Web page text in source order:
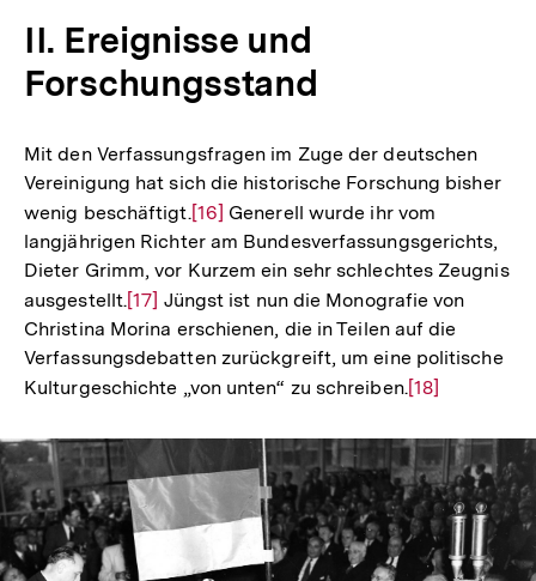
Fußnote
II. Ereignisse und
Forschungsstand
Mit den Verfassungsfragen im Zuge der deutschen
Vereinigung hat sich die historische Forschung bisher
wenig beschäftigt.Zur
Auflösung
der
Fußnote
[16] Generell wurde ihr vom
langjährigen Richter am Bundesverfassungsgerichts,
Dieter Grimm, vor Kurzem ein sehr schlechtes Zeugnis
ausgestellt.Zur
Auflösung
der
Fußnote
[17] Jüngst ist nun die Monografie von
Christina Morina erschienen, die in Teilen auf die
Verfassungsdebatten zurückgreift, um eine politische
Kulturgeschichte „von unten“ zu schreiben.Zur
der
Fußnote
[18]